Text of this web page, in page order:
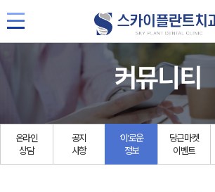
커뮤니티
온라인
상담
공지
사항
‘이’로운
정보
당근마켓
이벤트